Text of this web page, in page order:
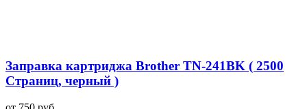
Заправка картриджа Brother TN-241BK ( 2500
Страниц, черный )